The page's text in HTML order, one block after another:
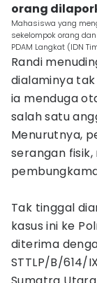
orang
Mahasiswa yang
sekelompok orang
PDAM Langkat (IDN
Randi
dialaminya tak
ia menduga
salah satu
Menurutnya,
serangan
Tak tinggal
kasus ini ke
diterima
STTLP/B/614/